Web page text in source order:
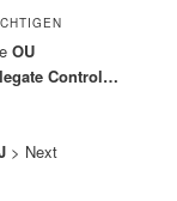
OU
Control…
> Next